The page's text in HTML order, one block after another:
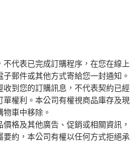
代表已完成訂購程序，在您在線上
郵件或其他方式寄給您一封通知。
到您的訂購訊息，不代表契約已經
權利。本公司有權視商品庫存及現
車中移除。
格及其他廣告、促銷或相關資訊，
約，本公司有權以任何方式拒絕承